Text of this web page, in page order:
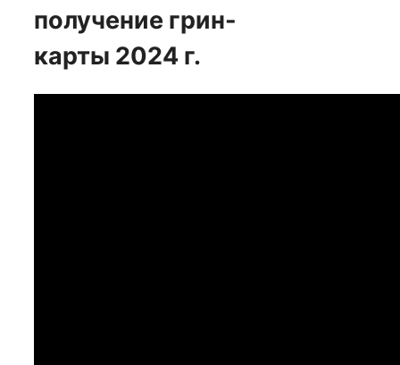
получение грин-
карты 2024 г.